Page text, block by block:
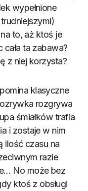
wypełnione
to, aż ktoś je
ta zabawa?
z niej korzysta?
klasyczne
rozgrywa
śmiałków trafia
i zostaje w nim
ilość czasu na
razie
No może bez
ktoś z obsługi